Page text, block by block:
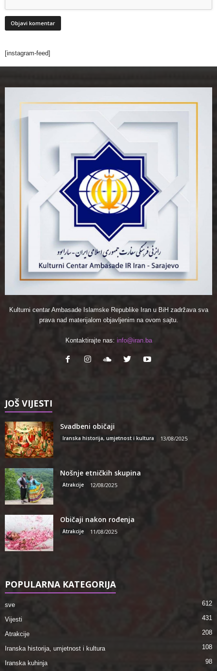
[instagram-feed]
Kulturni centar Ambasade Islamske Republike Iran u BiH zadržava sva
prava nad materijalom objavljenim na ovom sajtu.
Kontaktirajte nas: info@iran.ba
JOŠ VIJESTI
Svadbeni običaji
Iranska historija, umjetnost i kultura 13/08/2025
Nošnje etničkih skupina
Atrakcije 12/08/2025
Običaji nakon rođenja
Atrakcije 11/08/2025
POPULARNA KATEGORIJA
sve 612
Vijesti 431
Atrakcije 208
Iranska historija, umjetnost i kultura 108
Iranska kuhinja 98